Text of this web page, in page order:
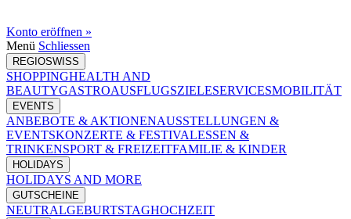
Konto eröffnen »
Menü Schliessen
REGIOSWISS
SHOPPINGHEALTH AND
BEAUTYGASTROAUSFLUGSZIELESERVICESMOBILITÄT
EVENTS
ANBEBOTE & AKTIONENAUSSTELLUNGEN &
EVENTSKONZERTE & FESTIVALESSEN &
TRINKENSPORT & FREIZEITFAMILIE & KINDER
HOLIDAYS
HOLIDAYS AND MORE
GUTSCHEINE
NEUTRALGEBURTSTAGHOCHZEIT